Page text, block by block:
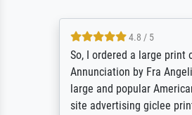
4.8 / 5
So, I ordered a large print of
Annunciation by Fra
large and popular American
site advertising giclee print